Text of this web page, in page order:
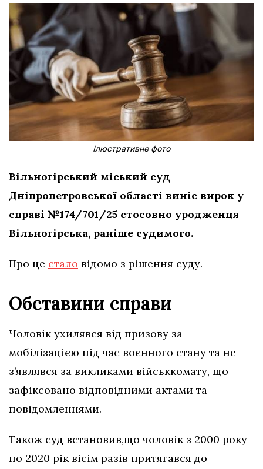
Ілюстративне фото
Вільногірський міський суд
Дніпропетровської області виніс вирок у
справі №174/701/25 стосовно уродженця
Вільногірська, раніше судимого.
Про це стало відомо з рішення суду.
Обставини справи
Чоловік ухилявся від призову за
мобілізацією під час воєнного стану та не
з’являвся за викликами військкомату, що
зафіксовано відповідними актами та
повідомленнями.
Також суд встановив,що чоловік з 2000 року
по 2020 рік вісім разів притягався до